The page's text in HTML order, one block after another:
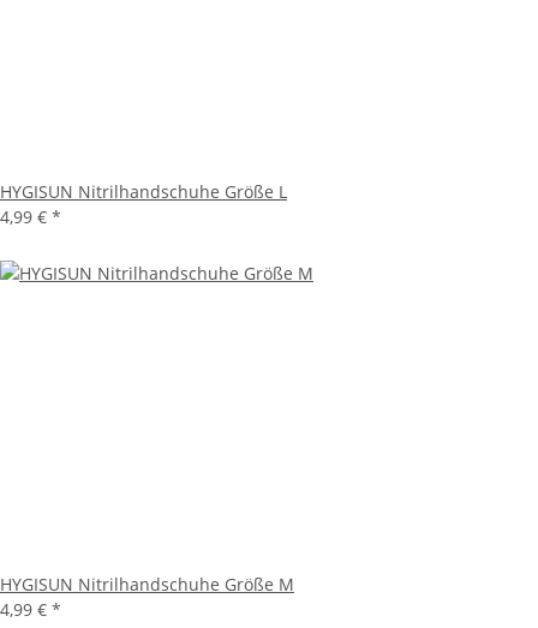
HYGISUN Nitrilhandschuhe Größe L
4,99 € *
HYGISUN Nitrilhandschuhe Größe M
4,99 € *